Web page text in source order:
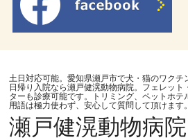
土日対応可能。愛知県瀬戸市で犬・猫のワクチ
日帰り入院なら瀬戸健滉動物病院。フェレッ
ターも診療可能です。トリミング、ペットホテ
用語は極力使わず、安心して質問して頂けます。
瀬戸健滉動物病院